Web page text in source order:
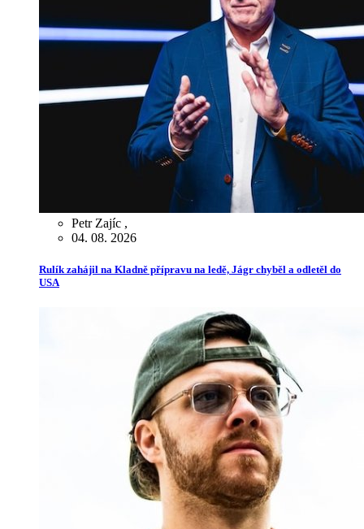
Petr Zajíc ,
04. 08. 2026
Rulík zahájil na Kladně přípravu na ledě, Jágr chyběl a odletěl do
USA